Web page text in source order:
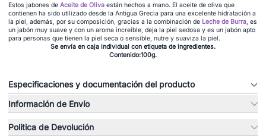
Estos jabones de Aceite de Oliva están hechos a mano. El aceite de oliva que
contienen ha sido utilizado desde la Antigua Grecia para una excelente hidratación a
la piel, además, por su composición, gracias a la combinación de Leche de Burra, es
un jabón muy suave y con un aroma increíble, deja la piel sedosa y es un jabón apto
para personas que tienen la piel seca o sensible, nutre y suaviza la piel.
Se envía en caja individual con etiqueta de ingredientes.
Contenido:100g.
Especificaciones y documentación del producto
Información de Envío
Politica de Devolución